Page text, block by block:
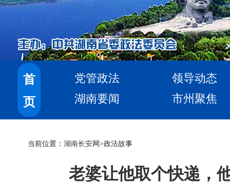
首
页
党管政法
领导动态
湖南要闻
市州聚焦
当前位置： 湖南长安网 >政法故事
老婆让他取个快递，